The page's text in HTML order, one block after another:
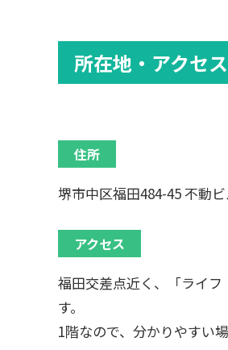
所在地・アクセス
住所
堺市中区福田484-45 不動
アクセス
福田交差点近く、「ライ
す。
1階なので、分かりやすい